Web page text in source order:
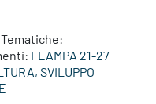
FEAMPA 21-27
SVILUPPO